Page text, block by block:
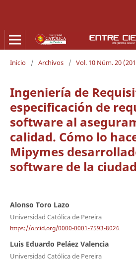
Inicio / Archivos / Vol. 10 Núm. 20
Ingeniería de
especificación de
software al
calidad. Cómo lo
Mipymes
software de la
Alonso Toro Lazo
Universidad Católica de Pereira
https://orcid.org/0000-0001-7593-8026
Luis Eduardo Peláez Valencia
Universidad Católica de Pereira